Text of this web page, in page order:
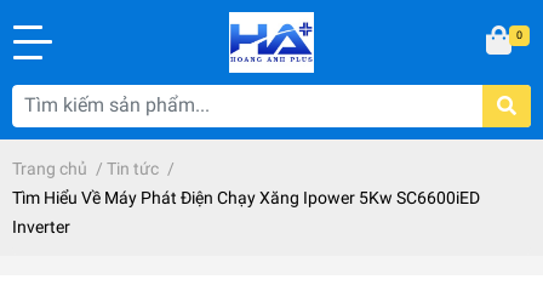
0
Trang chủ / Tin tức /
Tìm Hiểu Về Máy Phát Điện Chạy Xăng Ipower 5Kw SC6600iED
Inverter